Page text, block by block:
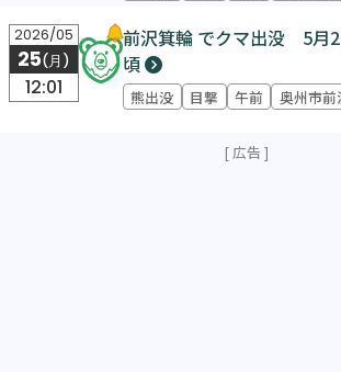
2026/05
25(月)
12:01
前沢箕輪 でクマ出没 5月
頃
熊出没 目撃 午前 奥州市前